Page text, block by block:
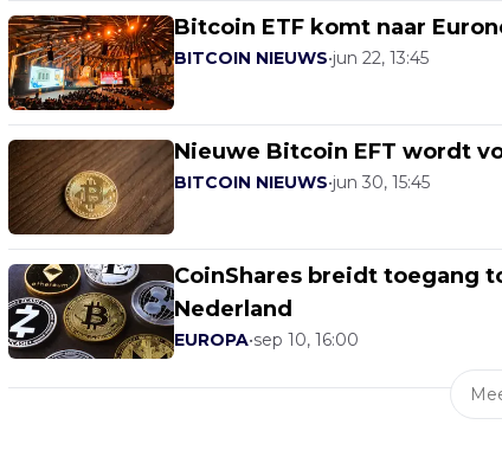
Bitcoin ETF komt naar
BITCOIN NIEUWS•jun 22, 13:45
Nieuwe Bitcoin EFT wordt
BITCOIN NIEUWS•jun 30, 15:45
CoinShares breidt toegang
Nederland
EUROPA•sep 10, 16:00